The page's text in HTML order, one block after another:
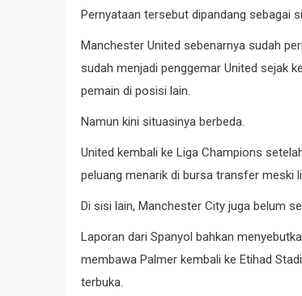
Pernyataan tersebut dipandang sebagai
Manchester United sebenarnya sudah
sudah menjadi penggemar United sejak
pemain di posisi lain.
Namun kini situasinya berbeda.
United kembali ke Liga Champions
peluang menarik di bursa transfer meski
Di sisi lain, Manchester City juga belum
Laporan dari Spanyol bahkan
membawa Palmer kembali ke Etihad
terbuka.